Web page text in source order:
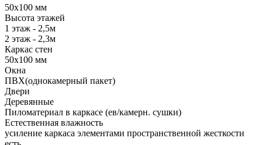
50х100 мм
Высота этажей
1 этаж - 2,5м
2 этаж - 2,3м
Каркас стен
50х100 мм
Окна
ПВХ(однокамерный пакет)
Двери
Деревянные
Пиломатериал в каркасе (ев/камерн. сушки)
Естественная влажность
усиление каркаса элементами пространственной жесткости